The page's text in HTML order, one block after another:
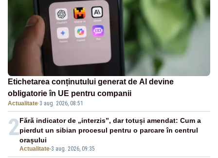
Etichetarea conținutului generat de AI devine
obligatorie în UE pentru companii
Actualitate·3 aug. 2026, 08:51
2
Actualitate-3 aug. 2026, 09:35
Fără indicator de „interzis”, dar totuși amendat: Cum a
pierdut un sibian procesul pentru o parcare în centrul
orașului